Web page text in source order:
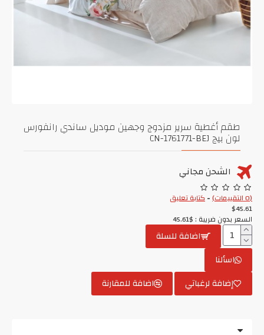
طقم أغطية سرير مزدوج وجهين موديل ساندي رانفورس
لون بيج CN-1761771-BEJ
الشحن مجاني
(0 التقييمات) -كتابة تعليق
$45.61
السعر بدون ضريبة : $45.61
اضافة للسلة
اسألنا
إضافة لرغباتي
اضافة للمقارنة